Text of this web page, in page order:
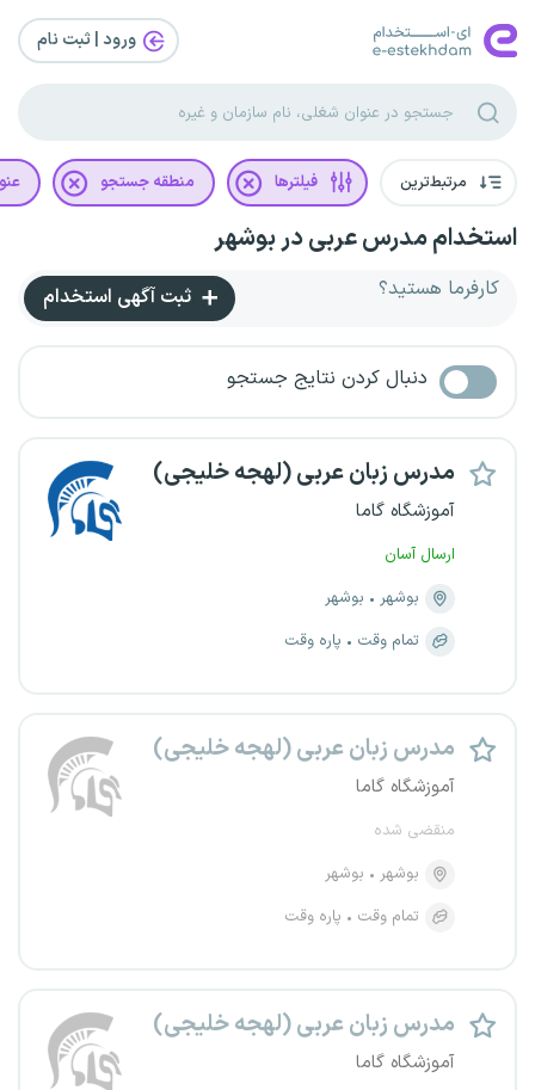
ورود | ثبت‌ نام
مرتبط‌ترین فیلترها منطقه جستجو
استخدام مدرس عربی در بوشهر
کارفرما هستید؟ ثبت آگهی استخدام
دنبال کردن نتایج جستجو
مدرس زبان عربی (لهجه خلیجی)
آموزشگاه گاما
ارسال آسان
بوشهر
بوشهر
تمام وقت
پاره وقت
مدرس زبان عربی (لهجه خلیجی)
آموزشگاه گاما
منقضی شده
بوشهر
بوشهر
تمام وقت
پاره وقت
مدرس زبان عربی (لهجه خلیجی)
آموزشگاه گاما